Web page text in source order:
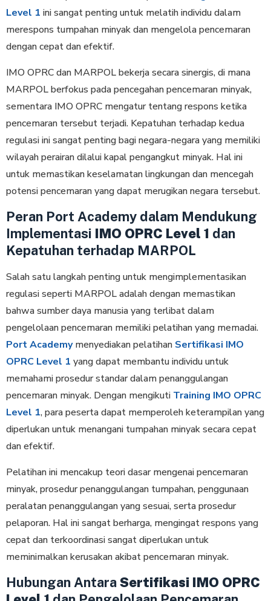
Level 1 ini sangat penting untuk melatih individu dalam
merespons tumpahan minyak dan mengelola pencemaran
dengan cepat dan efektif.
IMO OPRC dan MARPOL bekerja secara sinergis, di mana
MARPOL berfokus pada pencegahan pencemaran minyak,
sementara IMO OPRC mengatur tentang respons ketika
pencemaran tersebut terjadi. Kepatuhan terhadap kedua
regulasi ini sangat penting bagi negara-negara yang memiliki
wilayah perairan dilalui kapal pengangkut minyak. Hal ini
untuk memastikan keselamatan lingkungan dan mencegah
potensi pencemaran yang dapat merugikan negara tersebut.
Peran Port Academy dalam Mendukung
Implementasi IMO OPRC Level 1 dan
Kepatuhan terhadap MARPOL
Salah satu langkah penting untuk mengimplementasikan
regulasi seperti MARPOL adalah dengan memastikan
bahwa sumber daya manusia yang terlibat dalam
pengelolaan pencemaran memiliki pelatihan yang memadai.
Port Academymenyediakan pelatihan Sertifikasi IMO
OPRC Level 1 yang dapat membantu individu untuk
memahami prosedur standar dalam penanggulangan
pencemaran minyak. Dengan mengikuti Training IMO OPRC
Level 1, para peserta dapat memperoleh keterampilan yang
diperlukan untuk menangani tumpahan minyak secara cepat
dan efektif.
Pelatihan ini mencakup teori dasar mengenai pencemaran
minyak, prosedur penanggulangan tumpahan, penggunaan
peralatan penanggulangan yang sesuai, serta prosedur
pelaporan. Hal ini sangat berharga, mengingat respons yang
cepat dan terkoordinasi sangat diperlukan untuk
meminimalkan kerusakan akibat pencemaran minyak.
Hubungan AntaraSertifikasi IMO OPRC